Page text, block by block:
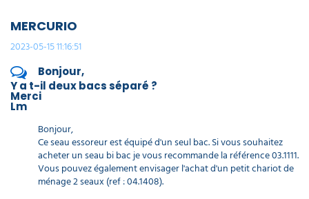
MERCURIO
2023-05-15 11:16:51
Bonjour,
Y a t-il deux bacs séparé ?
Merci
Lm
Bonjour,
Ce seau essoreur est équipé d'un seul bac. Si vous souhaitez
acheter un seau bi bac je vous recommande la référence 03.1111.
Vous pouvez également envisager l'achat d'un petit chariot de
ménage 2 seaux (ref : 04.1408).